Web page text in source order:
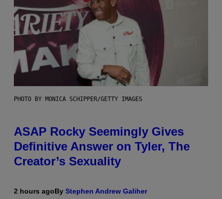
PHOTO BY MONICA SCHIPPER/GETTY IMAGES
ASAP Rocky Seemingly Gives
Definitive Answer on Tyler, The
Creator’s Sexuality
2 hours agoBy Stephen Andrew Galiher